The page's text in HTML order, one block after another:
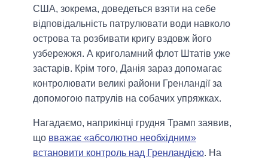
США, зокрема, доведеться взяти на себе
відповідальність патрулювати води навколо
острова та розбивати кригу вздовж його
узбережжя. А криголамний флот Штатів уже
застарів. Крім того, Данія зараз допомагає
контролювати великі райони Гренландії за
допомогою патрулів на собачих упряжках.
Нагадаємо, наприкінці грудня Трамп заявив,
що вважає «абсолютно необхідним»
встановити контроль над Гренландією. На